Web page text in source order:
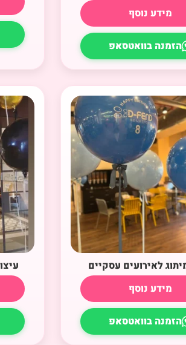
מידע נוסף
הזמנה בוואטסאפ
לאירועים עסקיים
מידע נוסף
הזמנה בוואטסאפ